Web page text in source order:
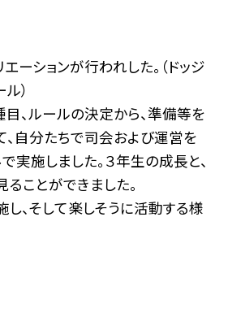
ーションが行われした。（ドッジ
）
、ルールの決定から、準備等を
自分たちで司会および運営を
実施しました。３年生の成長と、
ことができました。
、そして楽しそうに活動する様